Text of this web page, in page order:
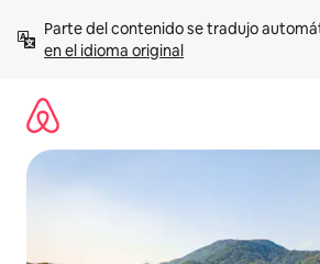
contenido
Parte del contenido se tradujo
en el idioma original